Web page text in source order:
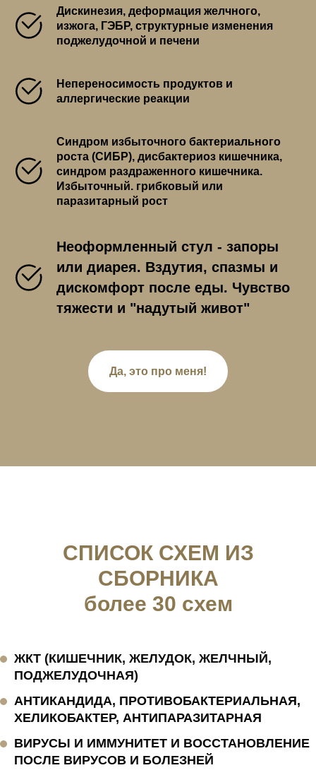
Дискинезия, деформация желчного,
изжога, ГЭБР, структурные изменения
поджелудочной и печени
Непереносимость продуктов и
аллергические реакции
Синдром избыточного бактериального
роста (СИБР), дисбактериоз кишечника,
синдром раздраженного кишечника.
Избыточный. грибковый или
паразитарный рост
Неоформленный стул - запоры
или диарея. Вздутия, спазмы и
дискомфорт после еды. Чувство
тяжести и "надутый живот"
Да, это про меня!
СПИСОК СХЕМ ИЗ
СБОРНИКА
более 30 схем
ЖКТ (КИШЕЧНИК, ЖЕЛУДОК, ЖЕЛЧНЫЙ,
ПОДЖЕЛУДОЧНАЯ)
АНТИКАНДИДА, ПРОТИВОБАКТЕРИАЛЬНАЯ,
ХЕЛИКОБАКТЕР, АНТИПАРАЗИТАРНАЯ
ВИРУСЫ И ИММУНИТЕТ И ВОССТАНОВЛЕНИЕ
ПОСЛЕ ВИРУСОВ И БОЛЕЗНЕЙ